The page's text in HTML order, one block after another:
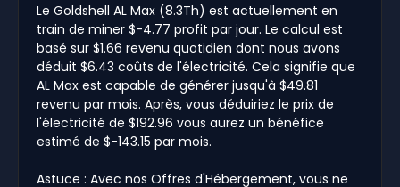
Le Goldshell AL Max (8.3Th) est actuellement en
train de miner $-4.77 profit par jour. Le calcul est
basé sur $1.66 revenu quotidien dont nous avons
déduit $6.43 coûts de l'électricité. Cela signifie que
AL Max est capable de générer jusqu'à $49.81
revenu par mois. Après, vous déduiriez le prix de
l'électricité de $192.96 vous aurez un bénéfice
estimé de $-143.15 par mois.
Astuce : Avec nos Offres d'Hébergement, vous ne